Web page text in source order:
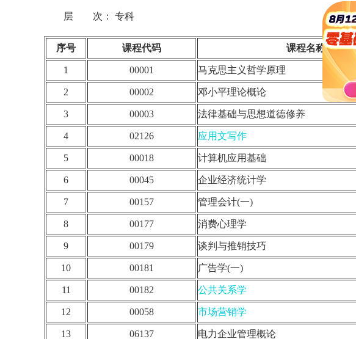
层 次： 专科
序号 课程代码 课程名称
1 00001 马克思主义哲学原理
2 00002 邓小平理论概论
3 00003 法律基础与思想道德修养
4 02126 应用文写作
5 00018 计算机应用基础
6 00045 企业经济统计学
7 00157 管理会计(一)
8 00177 消费心理学
9 00179 谈判与推销技巧
10 00181 广告学(一)
11 00182 公共关系学
12 00058 市场营销学
13 06137 电力企业管理概论